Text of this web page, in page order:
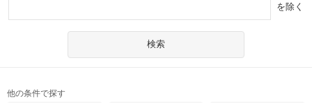
を除く
他の条件で探す